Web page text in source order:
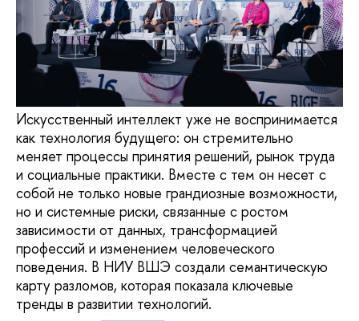
Искусственный интеллект уже не воспринимается
как технология будущего: он стремительно
меняет процессы принятия решений, рынок труда
и социальные практики. Вместе с тем он несет с
собой не только новые грандиозные возможности,
но и системные риски, связанные с ростом
зависимости от данных, трансформацией
профессий и изменением человеческого
поведения. В НИУ ВШЭ создали семантическую
карту разломов, которая показала ключевые
тренды в развитии технологий.